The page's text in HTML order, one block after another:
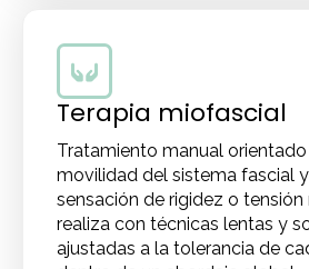
Terapia miofascial
Tratamiento manual
movilidad del sistema fascial
sensación de rigidez o tensión
realiza con técnicas lentas y
ajustadas a la tolerancia de